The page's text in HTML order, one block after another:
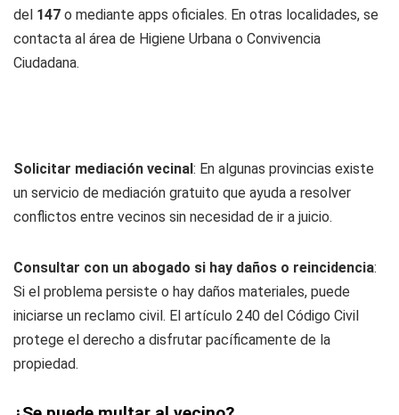
del 147 o mediante apps oficiales. En otras localidades, se
contacta al área de Higiene Urbana o Convivencia
Ciudadana.
Solicitar mediación vecinal: En algunas provincias existe
un servicio de mediación gratuito que ayuda a resolver
conflictos entre vecinos sin necesidad de ir a juicio.
Consultar con un abogado si hay daños o reincidencia:
Si el problema persiste o hay daños materiales, puede
iniciarse un reclamo civil. El artículo 240 del Código Civil
protege el derecho a disfrutar pacíficamente de la
propiedad.